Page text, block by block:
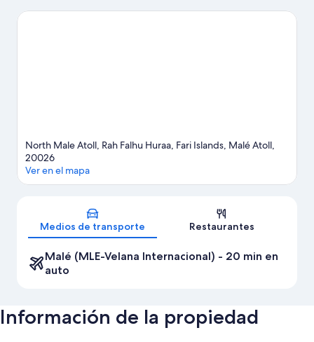
Roca de Asdu. Las actividades como tubing acuático y windsurf
North Male Atoll, Rah Falhu Huraa, Fari Islands, Malé Atoll,
20026
Ver en el mapa
Medios de transporte Restaurantes
Malé (MLE-Velana Internacional) - 20 min en
auto
Información de la propiedad